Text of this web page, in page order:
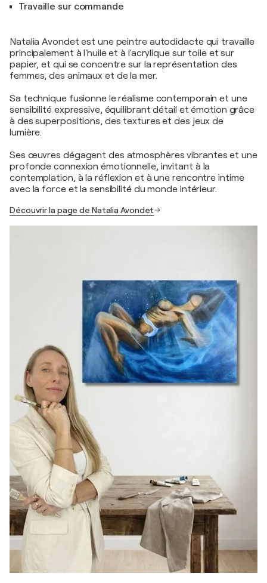
Travaille sur commande
Natalia Avondet est une peintre autodidacte qui travaille
principalement à l'huile et à l'acrylique sur toile et sur
papier, et qui se concentre sur la représentation des
femmes, des animaux et de la mer.
Sa technique fusionne le réalisme contemporain et une
sensibilité expressive, équilibrant détail et émotion grâce
à des superpositions, des textures et des jeux de
lumière.
Ses œuvres dégagent des atmosphères vibrantes et une
profonde connexion émotionnelle, invitant à la
contemplation, à la réflexion et à une rencontre intime
avec la force et la sensibilité du monde intérieur.
Découvrir la page de Natalia Avondet